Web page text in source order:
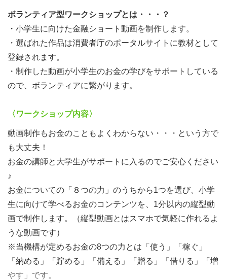
ボランティア型ワークショップとは・・・？
・小学生に向けた金融ショート動画を制作します。
・選ばれた作品は消費者庁のポータルサイトに教材として
登録されます。
・制作した動画が小学生のお金の学びをサポートしている
ので、ボランティアに繋がります。
〈ワークショップ内容〉
動画制作もお金のこともよくわからない・・・という方で
も大丈夫！
お金の講師と大学生がサポートに入るのでご安心ください
♪
お金についての「８つの力」のうちから1つを選び、小学
生に向けて学べるお金のコンテンツを、1分以内の縦型動
画で制作します。（縦型動画とはスマホで気軽に作れるよ
うな動画です）
※当機構が定めるお金の8つの力とは「使う」「稼ぐ」
「納める」「貯める」「備える」「贈る」「借りる」「増
やす」です。